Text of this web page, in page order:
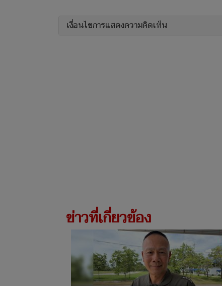
เงื่อนไขการแสดงความคิดเห็น
ข่าวที่เกี่ยวข้อง